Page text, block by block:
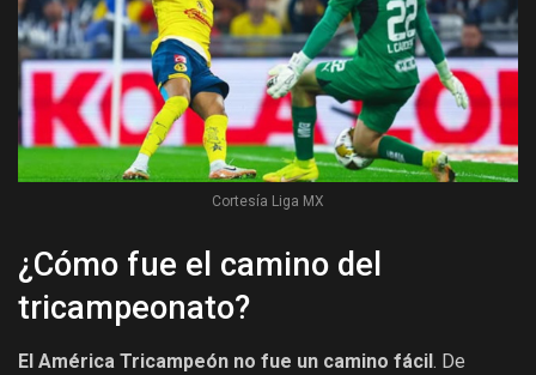
Cortesía Liga MX
¿Cómo fue el camino del
tricampeonato?
El América Tricampeón no fue un camino fácil. De